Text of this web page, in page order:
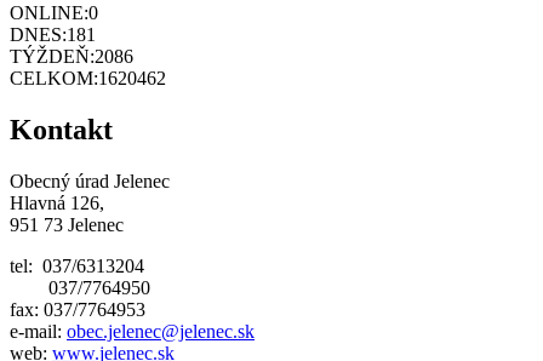
ONLINE:0
DNES:181
TÝŽDEŇ:2086
CELKOM:1620462
Kontakt
Obecný úrad Jelenec
Hlavná 126,
951 73 Jelenec
tel: 037/6313204
037/7764950
fax: 037/7764953
e-mail: obec.jelenec@jelenec.sk
web: www.jelenec.sk